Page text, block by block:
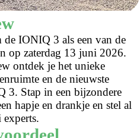
IONIQ 3 als een van de
op zaterdag 13 juni 2026.
ontdek je het unieke
en de nieuwste
3. Stap in een bijzondere
hapje en drankje en stel al